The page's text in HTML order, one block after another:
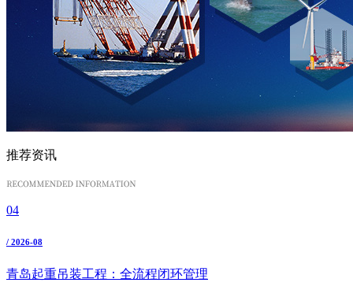
推荐资讯
04
/ 2026-08
青岛起重吊装工程：全流程闭环管理